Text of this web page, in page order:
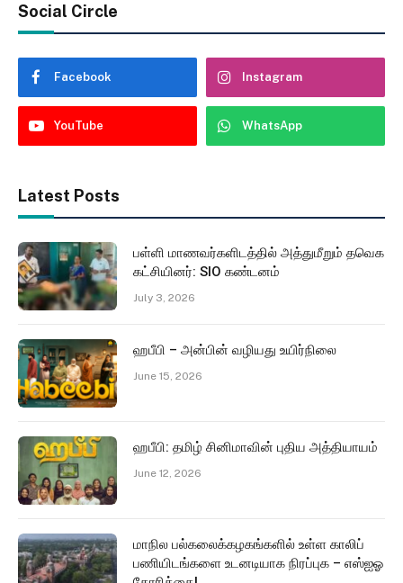
Social Circle
Facebook Instagram
YouTube WhatsApp
Latest Posts
பள்ளி மாணவர்களிடத்தில் அத்துமீறும் தவெக
கட்சியினர்: SIO கண்டனம்
July 3, 2026
ஹபீபி – அன்பின் வழியது உயிர்நிலை
June 15, 2026
ஹபீபி: தமிழ் சினிமாவின் புதிய அத்தியாயம்
June 12, 2026
மாநில பல்கலைக்கழகங்களில் உள்ள காலிப்
பணியிடங்களை உடனடியாக நிரப்புக – எஸ்ஐஓ